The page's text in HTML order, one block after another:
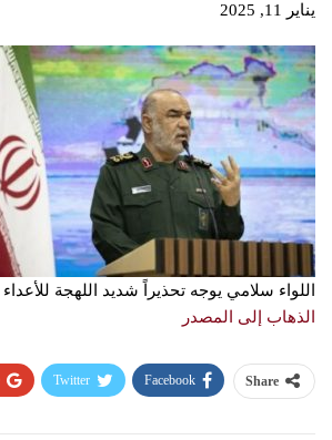
يناير 11, 2025
اللواء سلامي يوجه تحذيراً شديد اللهجة للأعداء
الذهاب إلى المصدر
Share
Facebook
Twitter